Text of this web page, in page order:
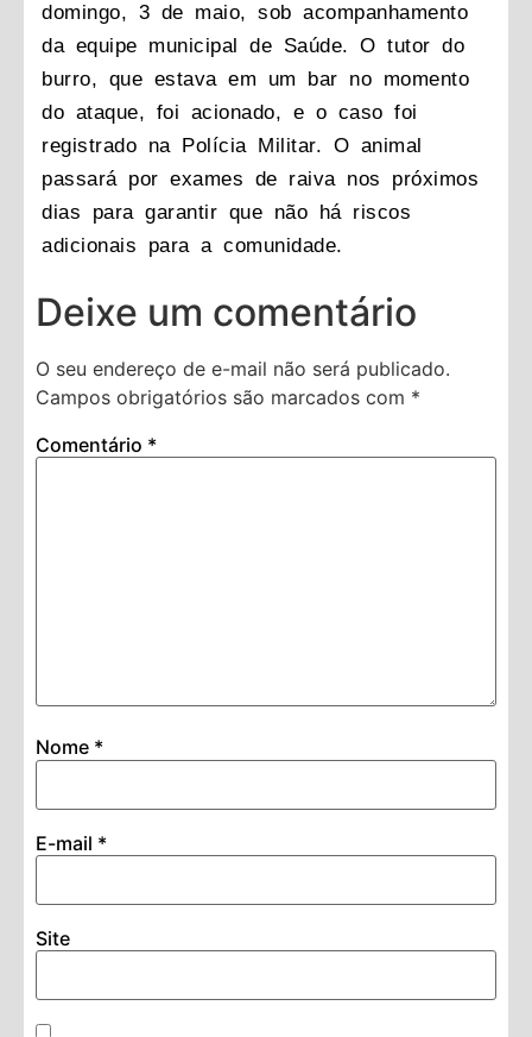
domingo, 3 de maio, sob acompanhamento
da equipe municipal de Saúde. O tutor do
burro, que estava em um bar no momento
do ataque, foi acionado, e o caso foi
registrado na Polícia Militar. O animal
passará por exames de raiva nos próximos
dias para garantir que não há riscos
adicionais para a comunidade.
Deixe um comentário
O seu endereço de e-mail não será publicado.
Campos obrigatórios são marcados com *
Comentário *
Nome *
E-mail *
Site